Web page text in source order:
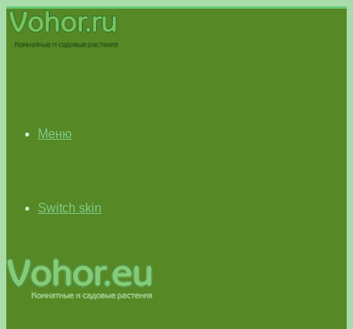
Меню
Switch skin